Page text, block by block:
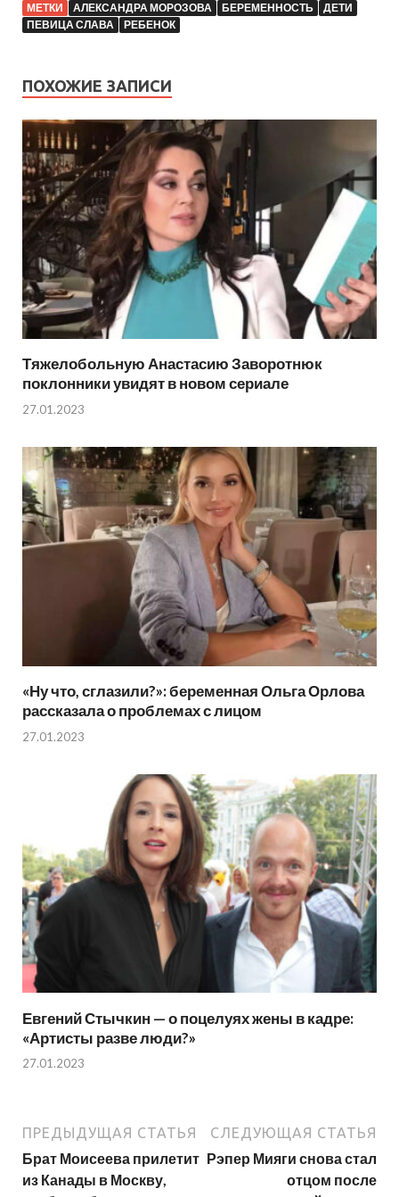
МЕТКИ АЛЕКСАНДРА МОРОЗОВА БЕРЕМЕННОСТЬ
ДЕТИ
ПЕВИЦА СЛАВА
РЕБЕНОК
ПОХОЖИЕ ЗАПИСИ
Тяжелобольную Анастасию Заворотнюк
поклонники увидят в новом сериале
27.01.2023
«Ну что, сглазили?»: беременная Ольга Орлова
рассказала о проблемах с лицом
27.01.2023
Евгений Стычкин — о поцелуях жены в кадре:
«Артисты разве люди?»
27.01.2023
ПРЕДЫДУЩАЯ СТАТЬЯ
Брат Моисеева прилетит
из Канады в Москву,
СЛЕДУЮЩАЯ СТАТЬЯ
Рэпер Мияги снова стал
отцом после